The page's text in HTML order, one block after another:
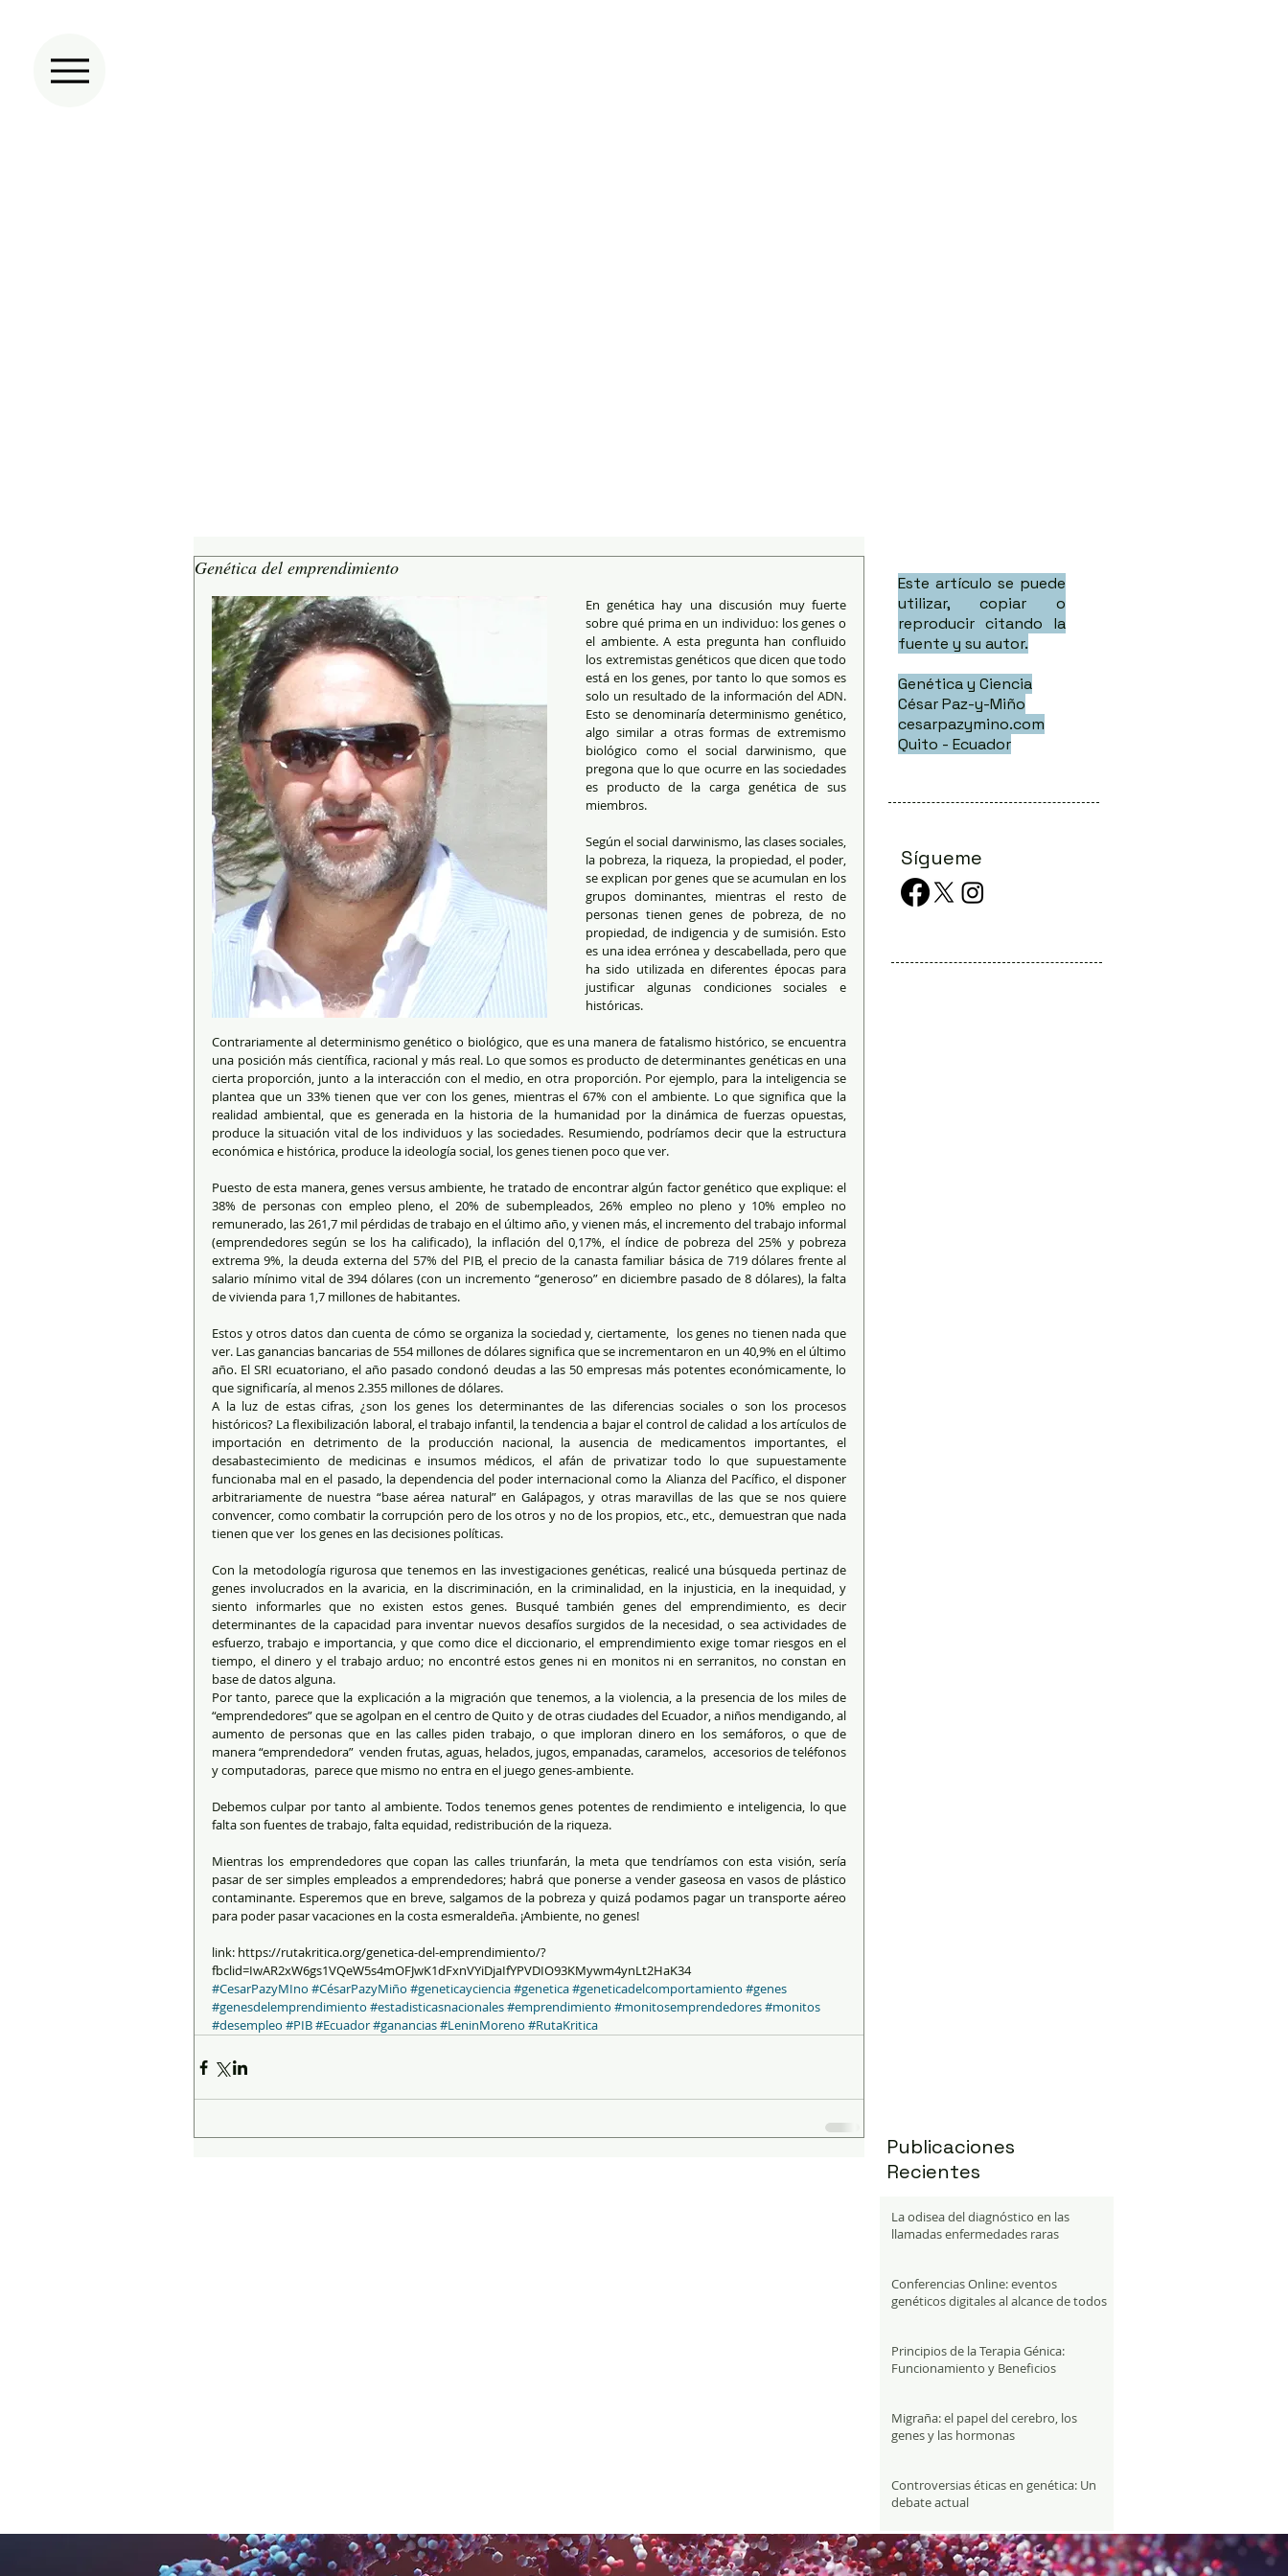
Genética del emprendimiento
En genética hay una discusión muy fuerte
sobre qué prima en un individuo: los genes o
el ambiente. A esta pregunta han confluido
los extremistas genéticos que dicen que todo
está en los genes, por tanto lo que somos es
solo un resultado de la información del ADN.
Esto se denominaría determinismo genético,
algo similar a otras formas de extremismo
biológico como el social darwinismo, que
pregona que lo que ocurre en las sociedades
es producto de la carga genética de sus
miembros.
Según el social darwinismo, las clases sociales,
la pobreza, la riqueza, la propiedad, el poder,
se explican por genes que se acumulan en los
grupos dominantes, mientras el resto de
personas tienen genes de pobreza, de no
propiedad, de indigencia y de sumisión. Esto
es una idea errónea y descabellada, pero que
ha sido utilizada en diferentes épocas para
justificar algunas condiciones sociales e
históricas.
Contrariamente al determinismo genético o biológico, que es una manera de fatalismo histórico, se encuentra
una posición más científica, racional y más real. Lo que somos es producto de determinantes genéticas en una
cierta proporción, junto a la interacción con el medio, en otra proporción. Por ejemplo, para la inteligencia se
plantea que un 33% tienen que ver con los genes, mientras el 67% con el ambiente. Lo que significa que la
realidad ambiental, que es generada en la historia de la humanidad por la dinámica de fuerzas opuestas,
produce la situación vital de los individuos y las sociedades. Resumiendo, podríamos decir que la estructura
económica e histórica, produce la ideología social, los genes tienen poco que ver.
Puesto de esta manera, genes versus ambiente, he tratado de encontrar algún factor genético que explique: el
38% de personas con empleo pleno, el 20% de subempleados, 26% empleo no pleno y 10% empleo no
remunerado, las 261,7 mil pérdidas de trabajo en el último año, y vienen más, el incremento del trabajo informal
(emprendedores según se los ha calificado), la inflación del 0,17%, el índice de pobreza del 25% y pobreza
extrema 9%, la deuda externa del 57% del PIB, el precio de la canasta familiar básica de 719 dólares frente al
salario mínimo vital de 394 dólares (con un incremento “generoso” en diciembre pasado de 8 dólares), la falta
de vivienda para 1,7 millones de habitantes.
Estos y otros datos dan cuenta de cómo se organiza la sociedad y, ciertamente,  los genes no tienen nada que
ver. Las ganancias bancarias de 554 millones de dólares significa que se incrementaron en un 40,9% en el último
año. El SRI ecuatoriano, el año pasado condonó deudas a las 50 empresas más potentes económicamente, lo
que significaría, al menos 2.355 millones de dólares.
A la luz de estas cifras, ¿son los genes los determinantes de las diferencias sociales o son los procesos
históricos? La flexibilización laboral, el trabajo infantil, la tendencia a bajar el control de calidad a los artículos de
importación en detrimento de la producción nacional, la ausencia de medicamentos importantes, el
desabastecimiento de medicinas e insumos médicos, el afán de privatizar todo lo que supuestamente
funcionaba mal en el pasado, la dependencia del poder internacional como la Alianza del Pacífico, el disponer
arbitrariamente de nuestra “base aérea natural” en Galápagos, y otras maravillas de las que se nos quiere
convencer, como combatir la corrupción pero de los otros y no de los propios, etc., etc., demuestran que nada
tienen que ver  los genes en las decisiones políticas.
Con la metodología rigurosa que tenemos en las investigaciones genéticas, realicé una búsqueda pertinaz de
genes involucrados en la avaricia, en la discriminación, en la criminalidad, en la injusticia, en la inequidad, y
siento informarles que no existen estos genes. Busqué también genes del emprendimiento, es decir
determinantes de la capacidad para inventar nuevos desafíos surgidos de la necesidad, o sea actividades de
esfuerzo, trabajo e importancia, y que como dice el diccionario, el emprendimiento exige tomar riesgos en el
tiempo, el dinero y el trabajo arduo; no encontré estos genes ni en monitos ni en serranitos, no constan en
base de datos alguna.
Por tanto, parece que la explicación a la migración que tenemos, a la violencia, a la presencia de los miles de
“emprendedores” que se agolpan en el centro de Quito y de otras ciudades del Ecuador, a niños mendigando, al
aumento de personas que en las calles piden trabajo, o que imploran dinero en los semáforos, o que de
manera “emprendedora”  venden frutas, aguas, helados, jugos, empanadas, caramelos,  accesorios de teléfonos
y computadoras,  parece que mismo no entra en el juego genes-ambiente.
Debemos culpar por tanto al ambiente. Todos tenemos genes potentes de rendimiento e inteligencia, lo que
falta son fuentes de trabajo, falta equidad, redistribución de la riqueza.
Mientras los emprendedores que copan las calles triunfarán, la meta que tendríamos con esta visión, sería
pasar de ser simples empleados a emprendedores; habrá que ponerse a vender gaseosa en vasos de plástico
contaminante. Esperemos que en breve, salgamos de la pobreza y quizá podamos pagar un transporte aéreo
para poder pasar vacaciones en la costa esmeraldeña. ¡Ambiente, no genes!
link: https://rutakritica.org/genetica-del-emprendimiento/?
fbclid=IwAR2xW6gs1VQeW5s4mOFJwK1dFxnVYiDjaIfYPVDIO93KMywm4ynLt2HaK34
#CesarPazyMIno #CésarPazyMiño #geneticayciencia#genetica#geneticadelcomportamiento #genes
#genesdelemprendimiento #estadisticasnacionales#emprendimiento #monitosemprendedores#monitos
#desempleo #PIB#Ecuador#ganancias#LeninMoreno #RutaKritica
Este artículo se puede
utilizar, copiar o
reproducir citando la
fuente y su autor.
Genética y Ciencia
César Paz-y-Miño
cesarpazymino.com
Quito - Ecuador
Sígueme
Publicaciones
Recientes
La odisea del diagnóstico en las
llamadas enfermedades raras
Conferencias Online: eventos
genéticos digitales al alcance de todos
Principios de la Terapia Génica:
Funcionamiento y Beneficios
Migraña: el papel del cerebro, los
genes y las hormonas
Controversias éticas en genética: Un
debate actual